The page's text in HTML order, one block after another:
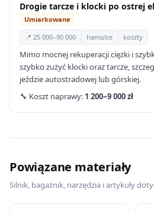
Drogie tarcze i klocki po ostrej
Umiarkowane
📍 25 000–90 000
hamulce koszty
Mimo mocnej rekuperacji ciężki i
szybko zużyć klocki oraz tarcze,
jeździe autostradowej lub górskiej.
🔧 Koszt naprawy: 1 200–9 000 zł
Powiązane materiały
Silnik, bagażnik, narzędzia i artykuły